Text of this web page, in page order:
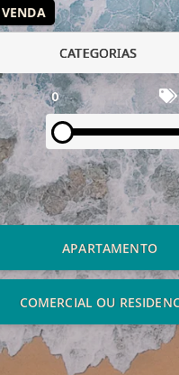
VENDA
CATEGORIAS
0
APARTAMENTO
COMERCIAL OU